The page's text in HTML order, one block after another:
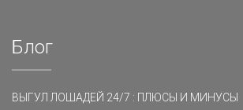
Блог
ВЫГУЛ ЛОШАДЕЙ 24/7 : ПЛЮСЫ И МИНУСЫ